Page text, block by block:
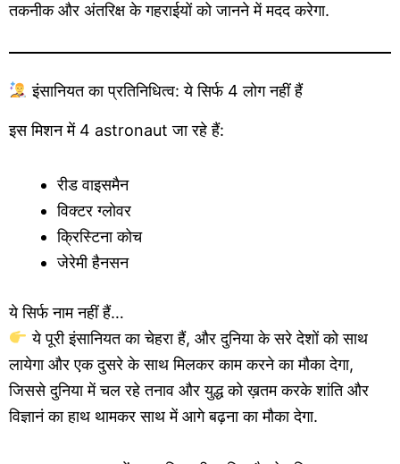
तकनीक और अंतरिक्ष के गहराईयों को जानने में मदद करेगा.
इंसानियत का प्रतिनिधित्व: ये सिर्फ 4 लोग नहीं हैं
इस मिशन में 4 astronaut जा रहे हैं:
रीड वाइसमैन
विक्टर ग्लोवर
क्रिस्टिना कोच
जेरेमी हैनसन
ये सिर्फ नाम नहीं हैं…
ये पूरी इंसानियत का चेहरा हैं, और दुनिया के सरे देशों को साथ
लायेगा और एक दुसरे के साथ मिलकर काम करने का मौका देगा,
जिससे दुनिया में चल रहे तनाव और युद्ध को ख़तम करके शांति और
विज्ञानं का हाथ थामकर साथ में आगे बढ़ना का मौका देगा.